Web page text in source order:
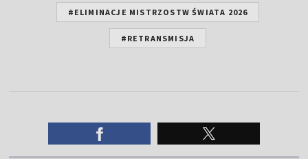
#ELIMINACJE MISTRZOSTW ŚWIATA 2026
#RETRANSMISJA